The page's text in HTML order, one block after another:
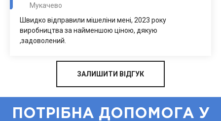
Мукачево
Швидко відправили мішеліни мені, 2023 року
виробництва за найменшою ціною, дякую
,задоволений.
ЗАЛИШИТИ ВІДГУК
ПОТРІБНА ДОПОМОГА У